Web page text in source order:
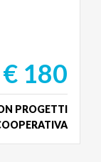
€ 180
PROGETTI